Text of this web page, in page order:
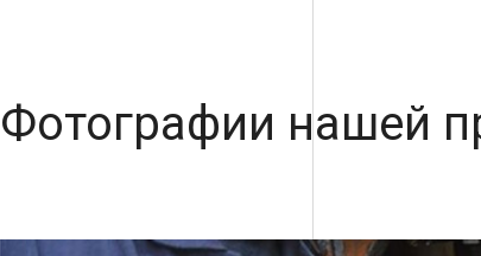
Фотографии нашей